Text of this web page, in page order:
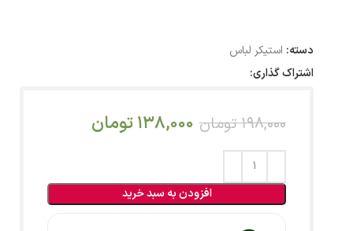
دسته: استیکر لباس
اشتراک گذاری:
198,000 تومان 138,000تومان
افزودن به سبد خرید